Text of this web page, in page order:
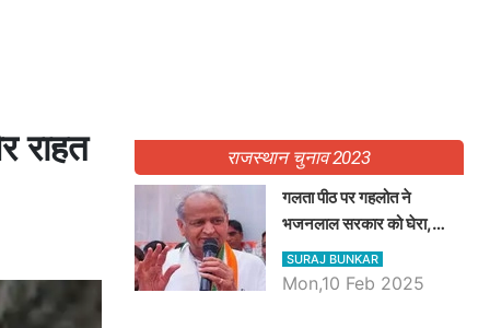
राहत राजस्थान चुनाव 2023
गलता पीठ पर गहलोत ने
भजनलाल सरकार को घेरा,
Video में देखें अब तक बड़ी
खबरें
SURAJ BUNKAR
Mon,10 Feb 2025